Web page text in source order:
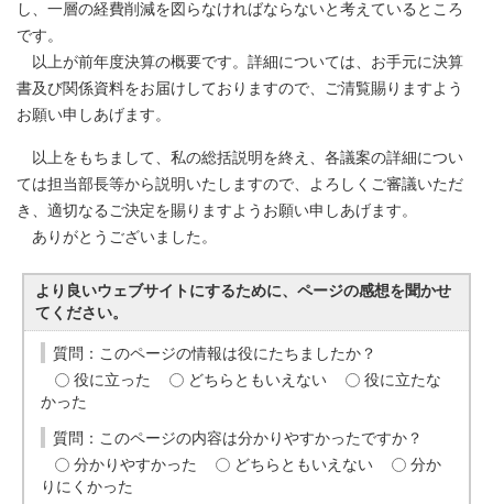
し、一層の経費削減を図らなければならないと考えているところ
です。
以上が前年度決算の概要です。詳細については、お手元に決算
書及び関係資料をお届けしておりますので、ご清覧賜りますよう
お願い申しあげます。
以上をもちまして、私の総括説明を終え、各議案の詳細につい
ては担当部長等から説明いたしますので、よろしくご審議いただ
き、適切なるご決定を賜りますようお願い申しあげます。
ありがとうございました。
より良いウェブサイトにするために、ページの感想を聞かせ
てください。
質問：このページの情報は役にたちましたか？
役に立った
どちらともいえない
役に立たな
かった
質問：このページの内容は分かりやすかったですか？
分かりやすかった
どちらともいえない
分か
りにくかった